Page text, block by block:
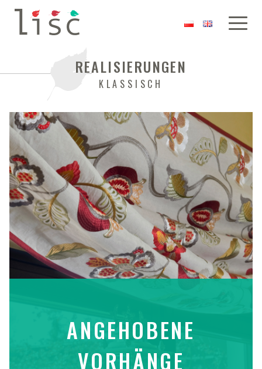
REALISIERUNGEN
KLASSISCH
ANGEHOBENE
VORHÄNGE